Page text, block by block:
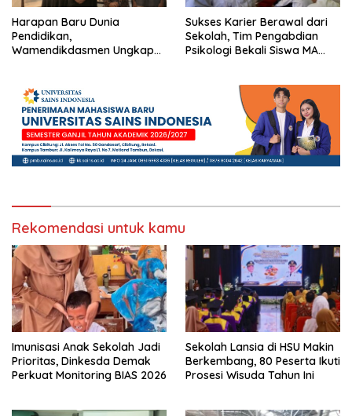
Harapan Baru Dunia
Pendidikan,
Wamendikdasmen Ungkap
Sukses Karier Berawal dari
Sekolah, Tim Pengabdian
Psikologi Bekali Siswa MA
Rekomendasi untuk kamu
Imunisasi Anak Sekolah Jadi
Prioritas, Dinkesda Demak
Perkuat Monitoring BIAS 2026
Sekolah Lansia di HSU Makin
Berkembang, 80 Peserta Ikuti
Prosesi Wisuda Tahun Ini